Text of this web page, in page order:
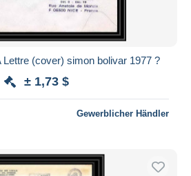
Lettre (cover) simon bolivar 1977 ?
± 1,73 $
Gewerblicher Händler